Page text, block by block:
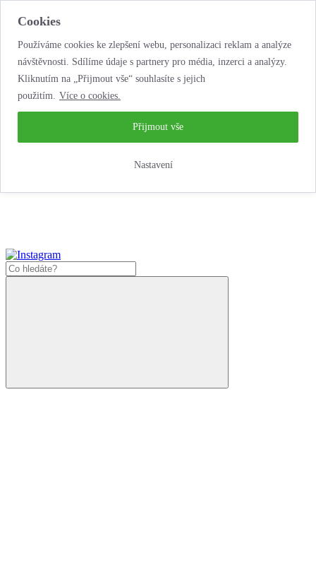
Cookies
Používáme cookies ke zlepšení webu, personalizaci reklam a analýze
návštěvnosti. Sdílíme údaje s partnery pro média, inzerci a analýzy.
Kliknutím na „Přijmout vše“ souhlasíte s jejich
použitím. Více o cookies.
Nastavení
Přijmout vše
...neobyčejná jízda životem!